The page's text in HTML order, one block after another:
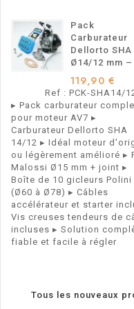
Pack
Carburateur
Dellorto SHA
Ø14/12 mm –
Pour
Motobécane
Motoconfort
AV7
119,90 €
Ref : PCK-SHA14/
▸ Pack carburateur
pour moteur AV7 ▸
Carburateur Dellorto SHA
14/12 ▸ Idéal moteur
ou légèrement amélioré ▸
Malossi Ø15 mm + joint ▸
Boîte de 10 gicleurs Polini
(Ø60 à Ø78) ▸ Câbles
accélérateur et starter
Vis creuses tendeurs de
incluses ▸ Solution
fiable et facile à régler
Tous les nouveaux